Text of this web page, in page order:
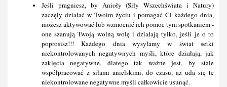
Jeśli pragniesz, by Anioły (Siły Wszechświata i Natury)
zaczęły działać w Twoim życiu i pomagać Ci każdego dnia,
możesz aktywować lub wzmocnić ich pomoc tym spotkaniem -
one szanują Twoją wolną wolę i działają tylko, jeśli je o to
poprosisz!!! Każdego dnia wysyłamy w świat setki
niekontrolowanych negatywnych myśli, które działają, jak
zaklęcia negatywne, dlatego tak ważne jest, by stale
współpracować z siłami anielskimi, do czasu, aż uda się te
niekontrolowane negatywne myśli całkowicie usunąć.